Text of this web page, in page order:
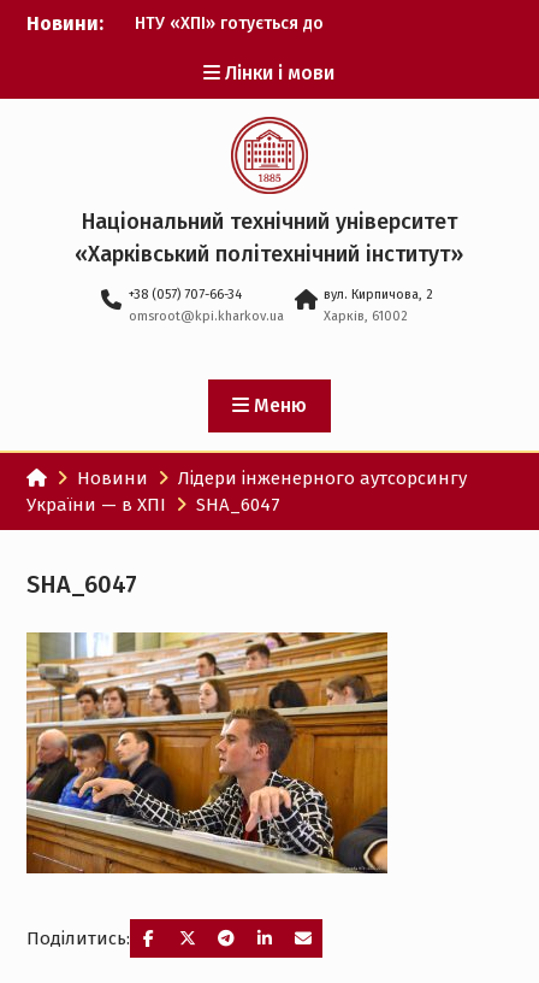
Перейти
Новини:
НТУ «ХПІ» готується до
Музичні таланти ХПІ
запрошуються на
Всеукраїнський
фестиваль «Червона
рута – 2027»
ХПІ уклав угоду про
партнерство з ДержНДІ
технологій кібербезпеки
Головнокомандувачем
Збройних Сил України
участю ХПІ обговорили
перспективи українсько-
іспанського
технологічного
партнерства
Лінки і мови
Національний технічний університет
«Харківський політехнічний iнститут»
+38 (057) 707-66-34
omsroot@kpi.kharkov.ua
вул. Кирпичова, 2
Харків, 61002
Меню
Новини
Лідери інженерного аутсорсингу
України — в ХПІ
SHA_6047
SHA_6047
Поділитись: